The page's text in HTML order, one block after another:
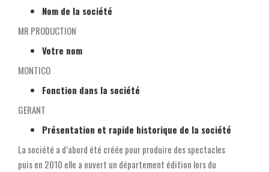
Nom de la société
MR PRODUCTION
Votre nom
MONTICO
Fonction dans la société
GERANT
Présentation et rapide historique de la société
La société a d’abord été créée pour produire des spectacles
puis en 2010 elle a ouvert un département édition lors du